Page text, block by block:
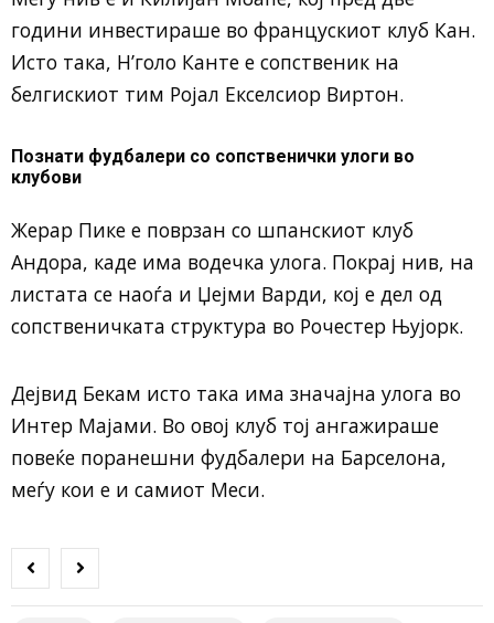
години инвестираше во францускиот клуб Кан.
Исто така, Н’голо Канте е сопственик на
белгискиот тим Ројал Екселсиор Виртон.
Познати фудбалери со сопственички улоги во
клубови
Жерар Пике е поврзан со шпанскиот клуб
Андора, каде има водечка улога. Покрај нив, на
листата се наоѓа и Џејми Варди, кој е дел од
сопственичката структура во Рочестер Њујорк.
Дејвид Бекам исто така има значајна улога во
Интер Мајами. Во овој клуб тој ангажираше
повеќе поранешни фудбалери на Барселона,
меѓу кои е и самиот Меси.